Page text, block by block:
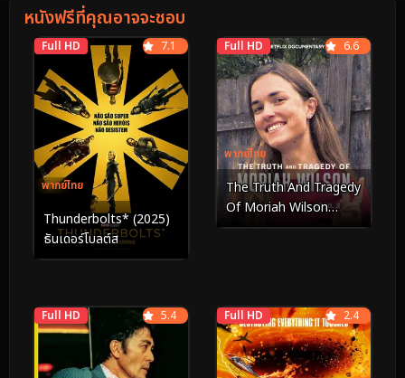
หนังฟรีที่คุณอาจจะชอบ
Full HD
พากย์ไทย
7.1
Thunderbolts* (2025)
ธันเดอร์โบลต์ส
Full HD
พากย์ไทย
6.6
The Truth And Tragedy
Of Moriah Wilson
(2026) วามจริงและ
Full HD 5.4 Full HD 2.4